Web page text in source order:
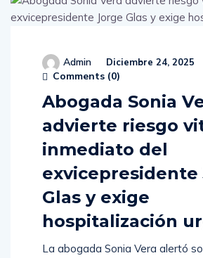
Admin Diciembre 24, 2025
Comments (0)
Abogada Sonia
advierte riesgo
inmediato del
exvicepresidente
Glas y exige
hospitalización
La abogada Sonia Vera alertó